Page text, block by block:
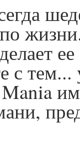
с